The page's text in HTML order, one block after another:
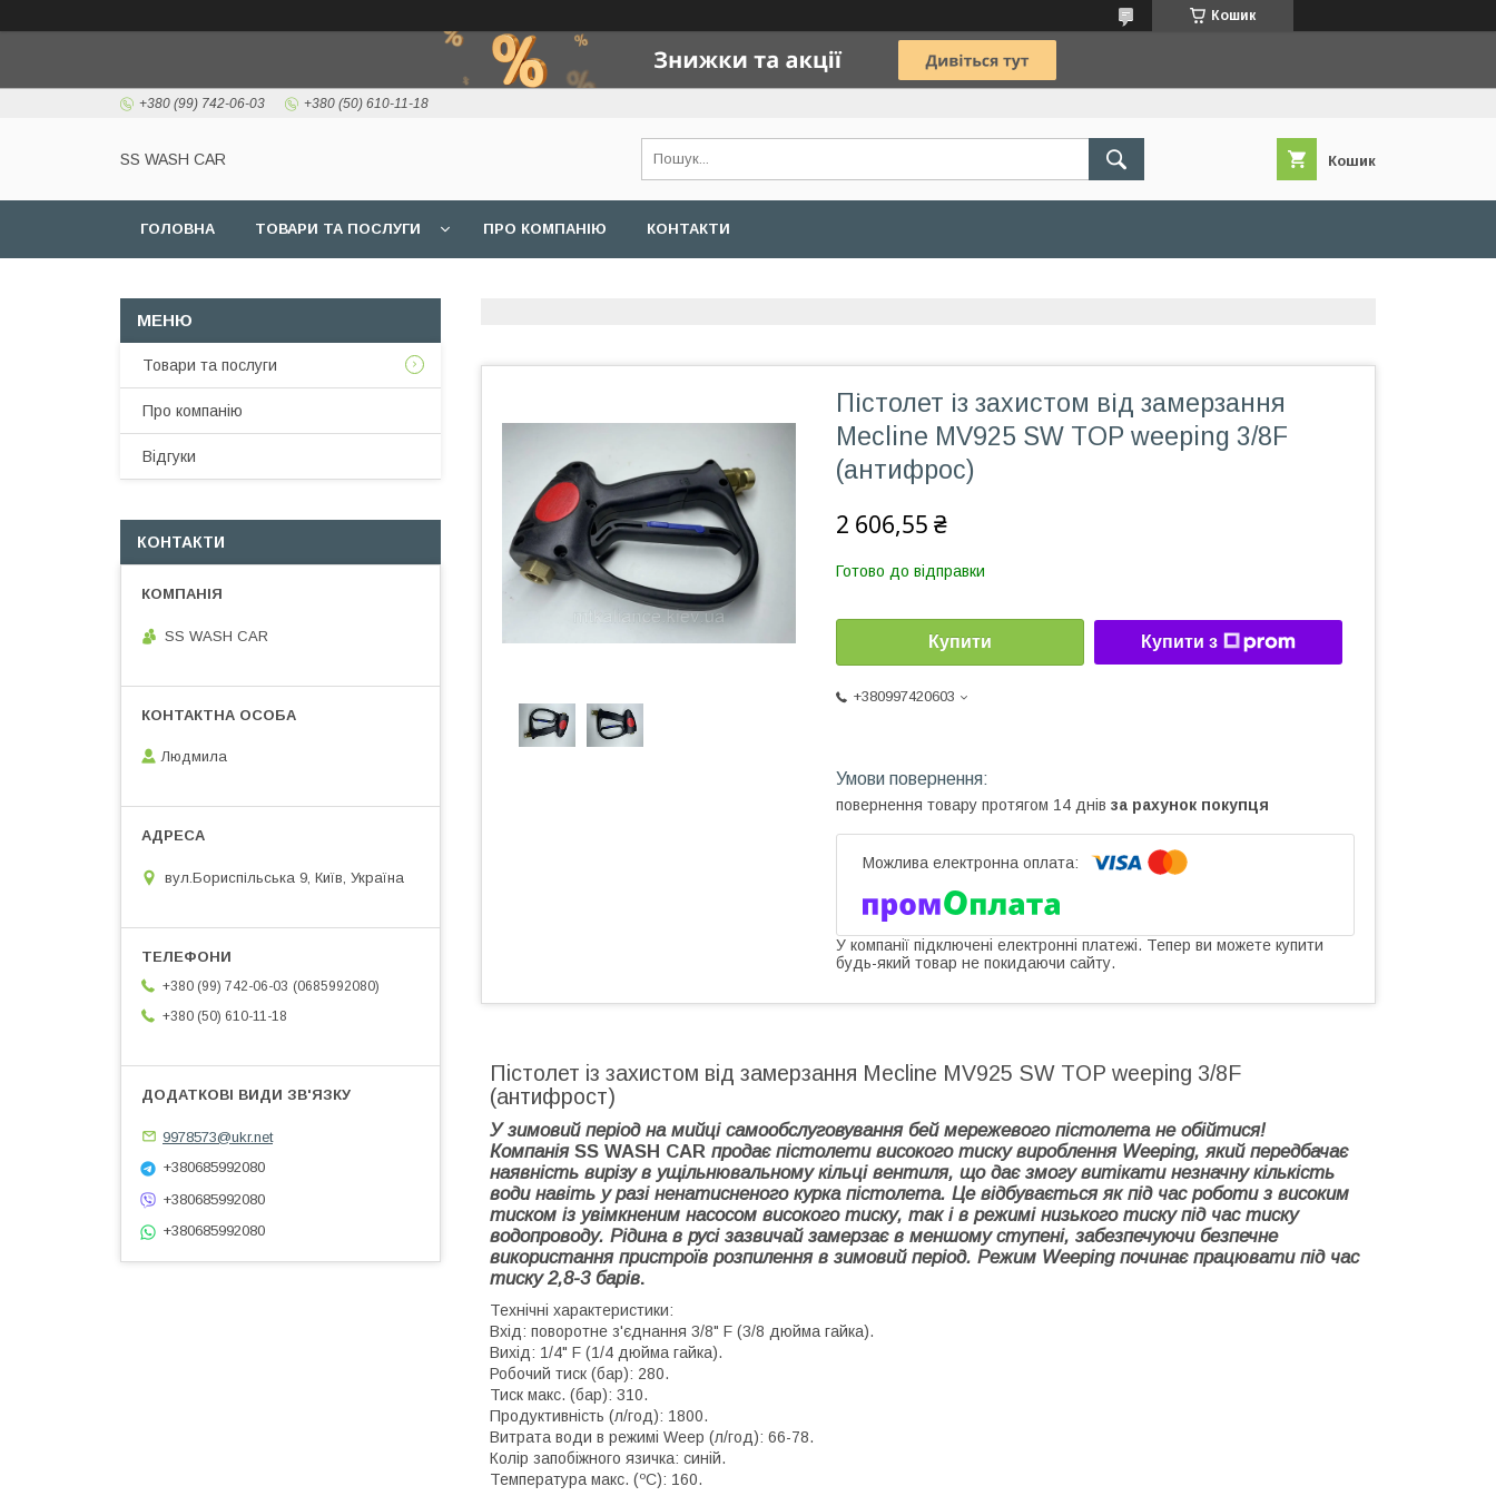
Кошик
+380 (99) 742-06-03 +380 (50) 610-11-18
SS WASH CAR Кошик
ГОЛОВНА ТОВАРИ ТА ПОСЛУГИ ПРО КОМПАНІЮ КОНТАКТИ
Пістолет із захистом від замерзання
Mecline MV925 SW TOP weeping 3/8F
(антифрос)
2 606,55 ₴
Готово до відправки
Купити Купити з
+380997420603
повернення товару протягом 14 днів за рахунок покупця
У компанії підключені електронні платежі. Тепер ви можете купити
будь-який товар не покидаючи сайту.
Пістолет із захистом від замерзання Mecline MV925 SW TOP weeping 3/8F
(антифрост)
У зимовий період на мийці самообслуговування бей мережевого пістолета не обійтися!
Компанія SS WASH CAR продає пістолети високого тиску вироблення Weeping, який передбачає
наявність вирізу в ущільнювальному кільці вентиля, що дає змогу витікати незначну кількість
води навіть у разі ненатисненого курка пістолета. Це відбувається як під час роботи з високим
тиском із увімкненим насосом високого тиску, так і в режимі низького тиску під час тиску
водопроводу. Рідина в русі зазвичай замерзає в меншому ступені, забезпечуючи безпечне
використання пристроїв розпилення в зимовий період. Режим Weeping починає працювати під час
тиску 2,8-3 барів.
Технічні характеристики:
Вхід: поворотне з'єднання 3/8" F (3/8 дюйма гайка).
Вихід: 1/4" F (1/4 дюйма гайка).
Робочий тиск (бар): 280.
Тиск макс. (бар): 310.
Продуктивність (л/год): 1800.
Витрата води в режимі Weep (л/год): 66-78.
Колір запобіжного язичка: синій.
Температура макс. (ºC): 160.
Товари та послуги
Про компанію
Відгуки
КОНТАКТИ
SS WASH CAR
Людмила
вул.Бориспільська 9, Київ, Україна
+380 (99) 742-06-03
0685992080
+380 (50) 610-11-18
9978573@ukr.net
+380685992080
+380685992080
+380685992080